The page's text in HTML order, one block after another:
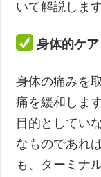
いて解説します
身体的ケア
身体の痛みを
痛を緩和しま
目的としてい
なものであれ
も、ターミナ